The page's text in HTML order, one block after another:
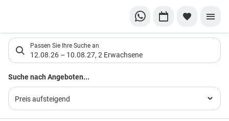
Suchlistenseite
Passen Sie Ihre Suche an
12.08.26 – 10.08.27, 2 Erwachsene
Suche nach Angeboten...
Preis aufsteigend